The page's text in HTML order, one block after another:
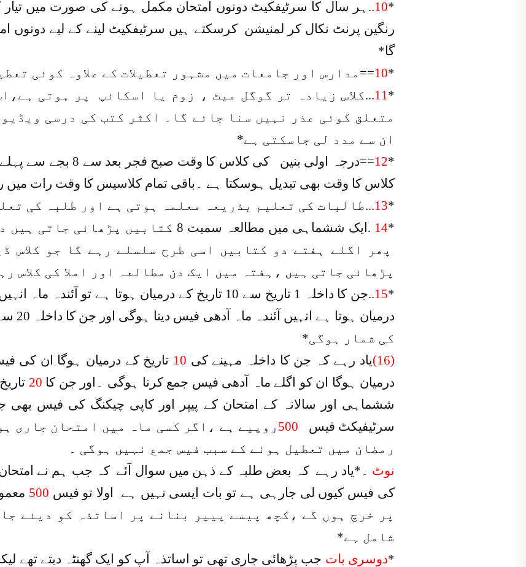
*
10..ہر سال کا سرٹیفکیٹ دونوں امتحان مکمل ہونے کی صورت میں
رنگین پرنٹ نکال کر لمنیشن کرسکتے ہیں سرٹیفکیٹ لینے کے لیے
گا*
*
10==مدارس اور جامعات میں مشہور تعطیلات کے علاوہ کوئی
*
11...کلاس زیادہ تر گوگل میٹ ، زوم یا اسکائپ پر ہوتی
متعلق کوئی عذر نہیں سنا جائے گا۔ اکثر کتب کی درسی
ان سے مدد لی جاسکتی ہے*
*
12
==درجہ اولی بنین کی
کلاس کا وقت بھی تبدیل ہوسکتا ہے ۔باقی تمام کلاسیس کا وقت رات میں
*
13...طالبات کی تعلیم بذریعہ معلمہ ہوتی ہے اور طلبہ کی
*
14
.
ایک ششماہی میں مطالعہ سمیت 8
پھر اگلے ہفتے دو کتابیں اسی طرح سلسلے رہے گا جو کلاس
پڑھائی جاتی ہیں ،ہفتہ میں ایک دن مطالعہ اور املا کی کلاس
*
15
کی شمار ہوگی*
(16)یاد رہے کہ جن کا داخلہ مہینے کی 10 تاریخ کے درمیان ہوگا ان
درمیان ہوگا ان کو اگلے ماہ آدھی فیس جمع کرنا ہوگی ۔اور جن کا 20
ششماہی اور سالانہ کے امتحان کے پیپر اور کاپی چیکنگ کی فیس بھی
سرٹیفیکٹ فیس
500 روپیے ہے ،اگر کسی ماہ میں امتحان جاری
رمضان میں تعطیل ہونے کے سبب فیس جمع نہیں ہوگی ۔
نوٹ ۔*یاد رہے کہ بعض طلبہ کے ذہن میں سوال آئے کہ جب ہم نے
کی فیس کیوں لی جارہی ہے تو بات ایسی نہیں ہے اولا تو فیس 500
پر خرچ ہوں گے ،کچھ پیسے پیپر بنانے پر اساتذہ کو دیئے
شامل ہے*
*دوسری بات جب پڑھائی جاری تھی تو اساتذہ آپ کو ایک گھنٹہ دیتے تھے